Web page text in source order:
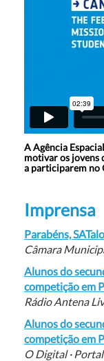
A Agência
motivar os jovens
a participarem no
Imprensa
Parabéns,
Câmara
Alunos do
competição em
Rádio Antena
Alunos do
competição em
O Digital ·